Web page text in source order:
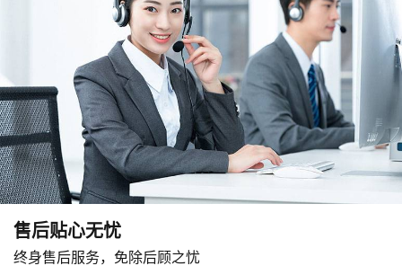
售后贴心无忧
终身售后服务，免除后顾之忧
一次性酒店用品并非新生事物，其发展历程可
追溯至几十年前。起初，简单的一次性牙刷、
梳子等产品，旨在为宾客提供便利。随着时代...
扬州卓韵酒店用品 - 一站式采购的卓越之选 08-26
在竞争激烈的酒店用品市场中，扬州卓韵酒店
用品脱颖而出，以 “品质铸就卓越，一站式采购
的安心之选” 为核心理念，为酒店行业...
2026 马年新春贺词｜卓韵酒店用品：以卓然品质，赴新岁华章 02-17
金驹踏春来，瑞气盈门庭。值此 2026 丙午马年
持我们的新老客户、合作伙伴、各界...